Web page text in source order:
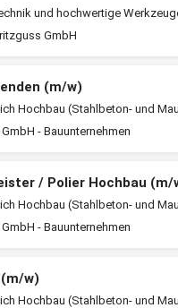
und hochwertige
GmbH
(m/w)
Hochbau (Stahlbeton- und
- Bauunternehmen
/ Polier Hochbau (m/
Hochbau (Stahlbeton- und
- Bauunternehmen
w)
Hochbau (Stahlbeton- und